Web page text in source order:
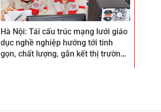
Hà Nội: Tái cấu trúc mạng lưới giáo
dục nghề nghiệp hướng tới tinh
gọn, chất lượng, gắn kết thị trường